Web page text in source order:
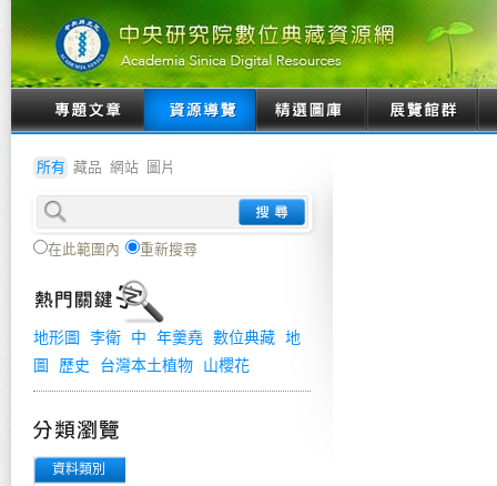
所有 藏品 網站 圖片
在此範圍內 重新搜尋
地形圖 李衛 中 年羹堯 數位典藏 地
圖
歷史 台灣本土植物 山櫻花
資料類別